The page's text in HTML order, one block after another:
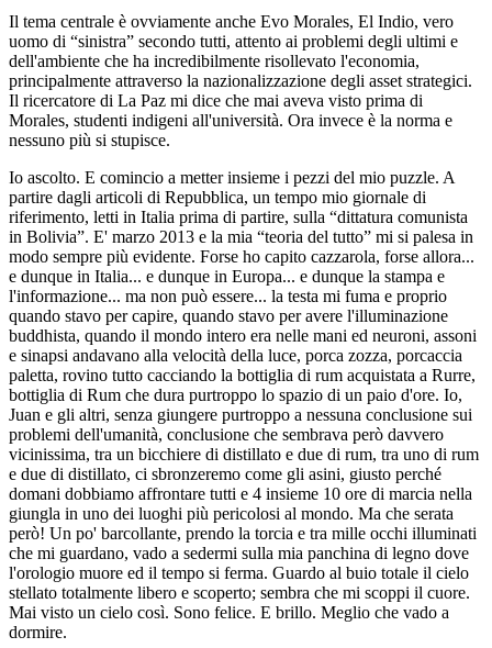
Il tema centrale è ovviamente anche Evo Morales, El Indio, vero
uomo di “sinistra” secondo tutti, attento ai problemi degli ultimi e
dell'ambiente che ha incredibilmente risollevato l'economia,
principalmente attraverso la nazionalizzazione degli asset strategici.
Il ricercatore di La Paz mi dice che mai aveva visto prima di
Morales, studenti indigeni all'università. Ora invece è la norma e
nessuno più si stupisce.
Io ascolto. E comincio a metter insieme i pezzi del mio puzzle. A
partire dagli articoli di Repubblica, un tempo mio giornale di
riferimento, letti in Italia prima di partire, sulla “dittatura comunista
in Bolivia”. E' marzo 2013 e la mia “teoria del tutto” mi si palesa in
modo sempre più evidente. Forse ho capito cazzarola, forse allora...
e dunque in Italia... e dunque in Europa... e dunque la stampa e
l'informazione... ma non può essere... la testa mi fuma e proprio
quando stavo per capire, quando stavo per avere l'illuminazione
buddhista, quando il mondo intero era nelle mani ed neuroni, assoni
e sinapsi andavano alla velocità della luce, porca zozza, porcaccia
paletta, rovino tutto cacciando la bottiglia di rum acquistata a Rurre,
bottiglia di Rum che dura purtroppo lo spazio di un paio d'ore. Io,
Juan e gli altri, senza giungere purtroppo a nessuna conclusione sui
problemi dell'umanità, conclusione che sembrava però davvero
vicinissima, tra un bicchiere di distillato e due di rum, tra uno di rum
e due di distillato, ci sbronzeremo come gli asini, giusto perché
domani dobbiamo affrontare tutti e 4 insieme 10 ore di marcia nella
giungla in uno dei luoghi più pericolosi al mondo. Ma che serata
però! Un po' barcollante, prendo la torcia e tra mille occhi illuminati
che mi guardano, vado a sedermi sulla mia panchina di legno dove
l'orologio muore ed il tempo si ferma. Guardo al buio totale il cielo
stellato totalmente libero e scoperto; sembra che mi scoppi il cuore.
Mai visto un cielo così. Sono felice. E brillo. Meglio che vado a
dormire.